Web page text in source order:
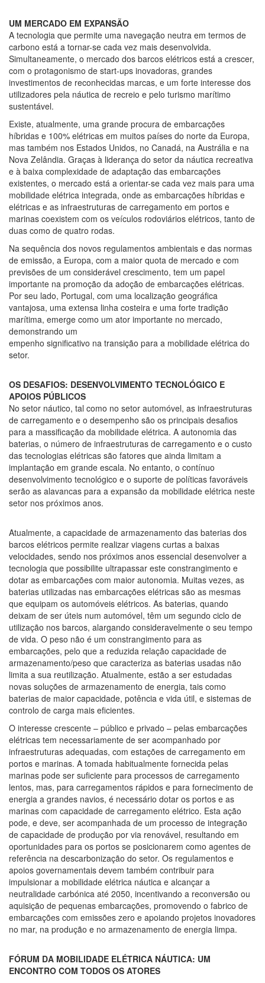
UM MERCADO EM EXPANSÃO
A tecnologia que permite uma navegação neutra em termos de
carbono está a tornar-se cada vez mais desenvolvida.
Simultaneamente, o mercado dos barcos elétricos está a crescer,
com o protagonismo de start-ups inovadoras, grandes
investimentos de reconhecidas marcas, e um forte interesse dos
utilizadores pela náutica de recreio e pelo turismo marítimo
sustentável.
Existe, atualmente, uma grande procura de embarcações
híbridas e 100% elétricas em muitos países do norte da Europa,
mas também nos Estados Unidos, no Canadá, na Austrália e na
Nova Zelândia. Graças à liderança do setor da náutica recreativa
e à baixa complexidade de adaptação das embarcações
existentes, o mercado está a orientar-se cada vez mais para uma
mobilidade elétrica integrada, onde as embarcações híbridas e
elétricas e as infraestruturas de carregamento em portos e
marinas coexistem com os veículos rodoviários elétricos, tanto de
duas como de quatro rodas.
Na sequência dos novos regulamentos ambientais e das normas
de emissão, a Europa, com a maior quota de mercado e com
previsões de um considerável crescimento, tem um papel
importante na promoção da adoção de embarcações elétricas.
Por seu lado, Portugal, com uma localização geográfica
vantajosa, uma extensa linha costeira e uma forte tradição
marítima, emerge como um ator importante no mercado,
demonstrando um
empenho significativo na transição para a mobilidade elétrica do
setor.
OS DESAFIOS: DESENVOLVIMENTO TECNOLÓGICO E
APOIOS PÚBLICOS
No setor náutico, tal como no setor automóvel, as infraestruturas
de carregamento e o desempenho são os principais desafios
para a massificação da mobilidade elétrica. A autonomia das
baterias, o número de infraestruturas de carregamento e o custo
das tecnologias elétricas são fatores que ainda limitam a
implantação em grande escala. No entanto, o contínuo
desenvolvimento tecnológico e o suporte de políticas favoráveis
serão as alavancas para a expansão da mobilidade elétrica neste
setor nos próximos anos.
Atualmente, a capacidade de armazenamento das baterias dos
barcos elétricos permite realizar viagens curtas a baixas
velocidades, sendo nos próximos anos essencial desenvolver a
tecnologia que possibilite ultrapassar este constrangimento e
dotar as embarcações com maior autonomia. Muitas vezes, as
baterias utilizadas nas embarcações elétricas são as mesmas
que equipam os automóveis elétricos. As baterias, quando
deixam de ser úteis num automóvel, têm um segundo ciclo de
utilização nos barcos, alargando consideravelmente o seu tempo
de vida. O peso não é um constrangimento para as
embarcações, pelo que a reduzida relação capacidade de
armazenamento/peso que caracteriza as baterias usadas não
limita a sua reutilização. Atualmente, estão a ser estudadas
novas soluções de armazenamento de energia, tais como
baterias de maior capacidade, potência e vida útil, e sistemas de
controlo de carga mais eficientes.
O interesse crescente – público e privado – pelas embarcações
elétricas tem necessariamente de ser acompanhado por
infraestruturas adequadas, com estações de carregamento em
portos e marinas. A tomada habitualmente fornecida pelas
marinas pode ser suficiente para processos de carregamento
lentos, mas, para carregamentos rápidos e para fornecimento de
energia a grandes navios, é necessário dotar os portos e as
marinas com capacidade de carregamento elétrico. Esta ação
pode, e deve, ser acompanhada de um processo de integração
de capacidade de produção por via renovável, resultando em
oportunidades para os portos se posicionarem como agentes de
referência na descarbonização do setor. Os regulamentos e
apoios governamentais devem também contribuir para
impulsionar a mobilidade elétrica náutica e alcançar a
neutralidade carbónica até 2050, incentivando a reconversão ou
aquisição de pequenas embarcações, promovendo o fabrico de
embarcações com emissões zero e apoiando projetos inovadores
no mar, na produção e no armazenamento de energia limpa.
FÓRUM DA MOBILIDADE ELÉTRICA NÁUTICA: UM
ENCONTRO COM TODOS OS ATORES